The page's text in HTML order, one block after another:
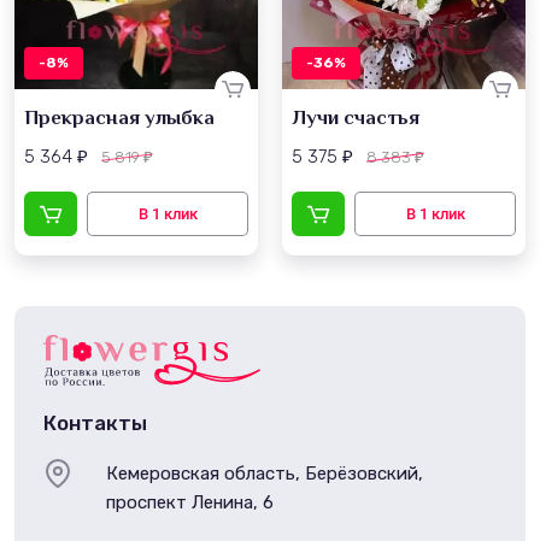
-8%
Прекрасная улыбка
5 364 ₽ 5 819₽
-36%
Лучи счастья
5 375 ₽ 8 383₽
Контакты
Кемеровская область, Берёзовский,
проспект Ленина, 6